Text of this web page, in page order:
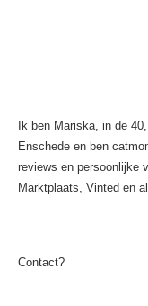
Ik ben Mariska, in de
Enschede en ben
reviews en persoonlijke
Marktplaats, Vinted en
Contact?